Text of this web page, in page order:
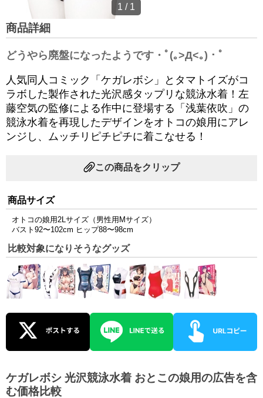
1 / 1
商品詳細
どうやら廃盤になったようです・ﾟ(｡>Д<｡)・ﾟ
人気同人コミック「ケガレボシ」とタマトイズがコ
ラボした製作された光沢感タップリな競泳水着！左
藤空気の監修による作中に登場する「浅葉依吹」の
競泳水着を再現したデザインをオトコの娘用にアレ
ンジし、ムッチリピチピチに着こなせる！
この商品をクリップ
商品サイズ
オトコの娘用2Lサイズ（男性用Mサイズ）
バスト92〜102cm ヒップ88〜98cm
比較対象になりそうなグッズ
ケガレボシ 光沢競泳水着 おとこの娘用の広告を含
む価格比較